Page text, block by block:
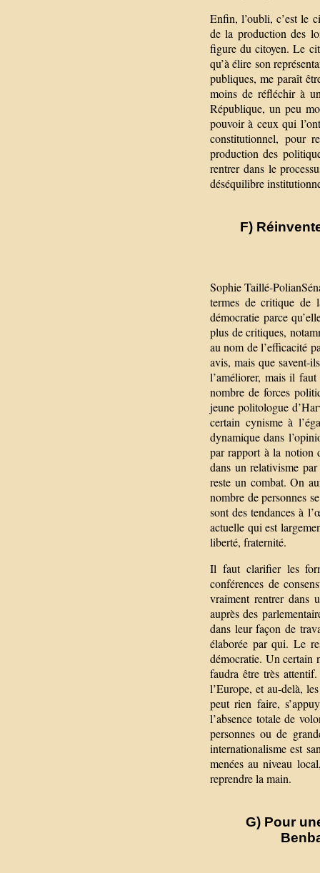
Enfin, l’oubli, c’est le
de la production des
figure du citoyen. Le
qu’à élire son
publiques, me paraît
moins de réfléchir à
République, un peu
pouvoir à ceux qui
constitutionnel, pour
production des
rentrer dans le
déséquilibre
F)
Sophie Taillé-
termes de critique
démocratie parce
plus de critiques,
au nom de l’efficacité
avis, mais que savent-
l’améliorer, mais il
nombre de forces
jeune politologue
certain cynisme à
dynamique dans
par rapport à la notion
dans un relativisme
reste un combat. On
nombre de personnes
sont des tendances à
actuelle qui est
liberté, fraternité.
Il faut clarifier les
conférences de
vraiment rentrer dans
auprès des
dans leur façon de
élaborée par qui. Le
démocratie. Un certain
faudra être très
l’Europe, et au-delà,
peut rien faire,
l’absence totale de
personnes ou de
internationalisme est
menées au niveau
reprendre la main.
G) Pour